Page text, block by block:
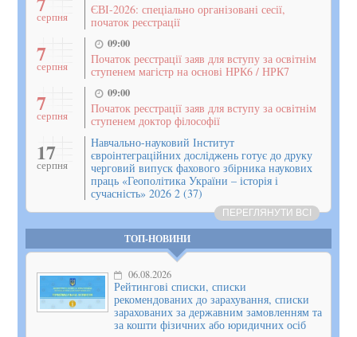
серпня
ЄВІ-2026: спеціально організовані сесії,
початок реєстрації
7
серпня
09:00
Початок реєстрації заяв для вступу за освітнім
ступенем магістр на основі НРК6 / НРК7
7
серпня
09:00
Початок реєстрації заяв для вступу за освітнім
ступенем доктор філософії
17
серпня
Навчально-науковий Інститут
євроінтеграційних досліджень готує до друку
черговий випуск фахового збірника наукових
праць «Геополітика України – історія і
сучасність» 2026 2 (37)
ПЕРЕГЛЯНУТИ ВСІ
ТОП-НОВИНИ
06.08.2026
Рейтингові списки, списки
рекомендованих до зарахування, списки
зарахованих за державним замовленням та
за кошти фізичних або юридичних осіб